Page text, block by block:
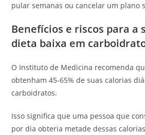
pular semanas ou cancelar um plano
Benefícios e riscos para a
dieta baixa em
O Instituto de Medicina recomenda
obtenham 45-65% de suas calorias
carboidratos.
Isso significa que uma pessoa que
por dia obteria metade dessas